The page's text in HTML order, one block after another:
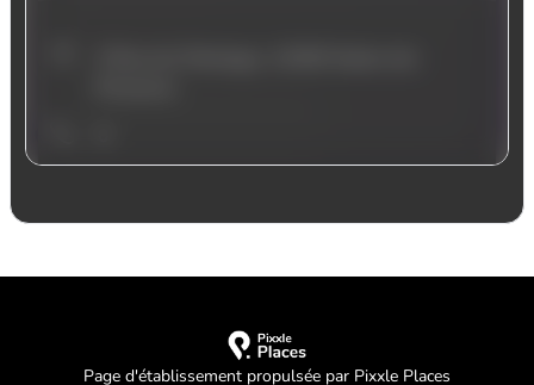
Page d'établissement propulsée par Pixxle Places